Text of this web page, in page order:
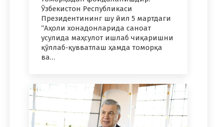
Ўзбекистон Республикаси
Президентининг шу йил 5 мартдаги
“Аҳоли хонадонларида саноат
усулида маҳсулот ишлаб чиқаришни
қўллаб-қувватлаш ҳамда томорқа
ва…